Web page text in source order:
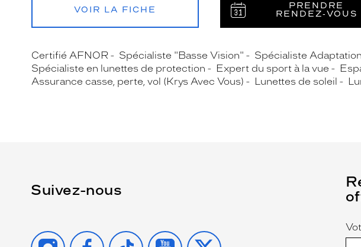
VOIR LA FICHE
PRENDRE
RENDEZ‑VOUS
Certifié AFNOR Spécialiste "Basse Vision" Spécialiste
Spécialiste en lunettes de protection
Expert du sport à la vue
Assurance casse, perte, vol (Krys Avec Vous)
Lunettes de soleil
Suivez-nous
INSTAGRAMFACEBOOK
TIKTOK YOUTUBE
X
(Ce
est